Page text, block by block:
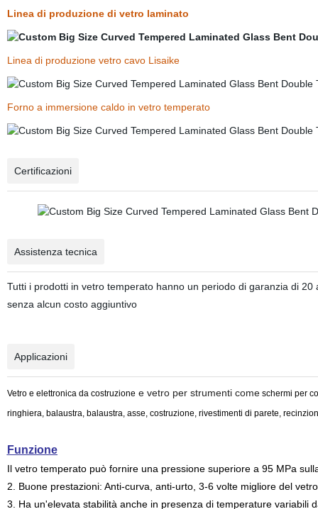
Linea di produzione di vetro laminato
Linea di produzione vetro cavo Lisaike
Forno a immersione caldo in vetro temperato
Certificazioni
Assistenza tecnica
Tutti i prodotti in vetro temperato hanno un periodo di garanzia di
senza alcun costo aggiuntivo
Applicazioni
Vetro e elettronica da costruzione e vetro per strumenti comeschermi per
ringhiera, balaustra, balaustra, asse, costruzione, rivestimenti di parete,
Funzione
Il vetro temperato può fornire una pressione superiore a 95 MPa
2. Buone prestazioni: Anti-curva, anti-urto, 3-6 volte migliore del
3. Ha un'elevata stabilità anche in presenza di temperature variabili